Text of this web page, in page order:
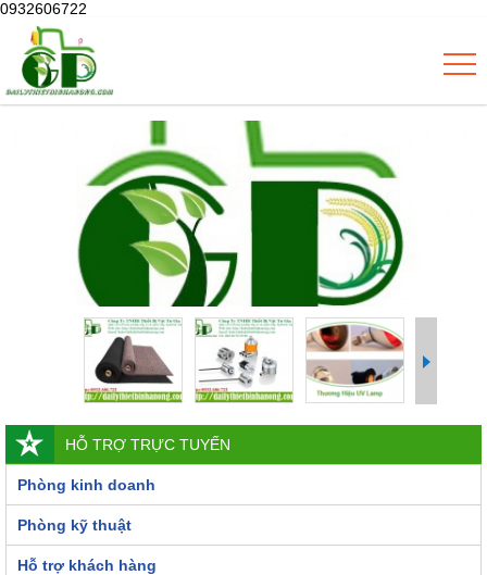
0932606722
HỖ TRỢ TRỰC TUYẾN
Phòng kinh doanh
Phòng kỹ thuật
Hỗ trợ khách hàng